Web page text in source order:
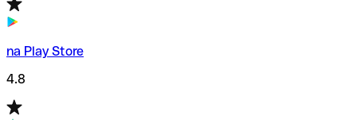
na Play Store
4.8